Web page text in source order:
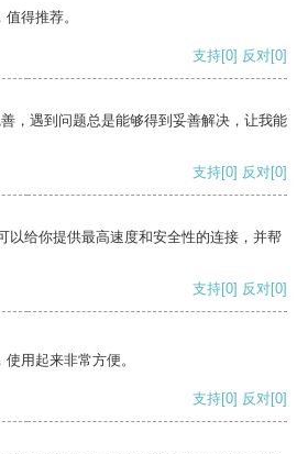
得推荐。
支持[0] 反对[0]
，遇到问题总是能够得到妥善解决，让我能
支持[0] 反对[0]
以给你提供最高速度和安全性的连接，并帮
支持[0] 反对[0]
用起来非常方便。
支持[0] 反对[0]